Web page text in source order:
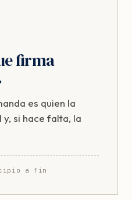
firma
es quien la
si hace falta, la
a fin